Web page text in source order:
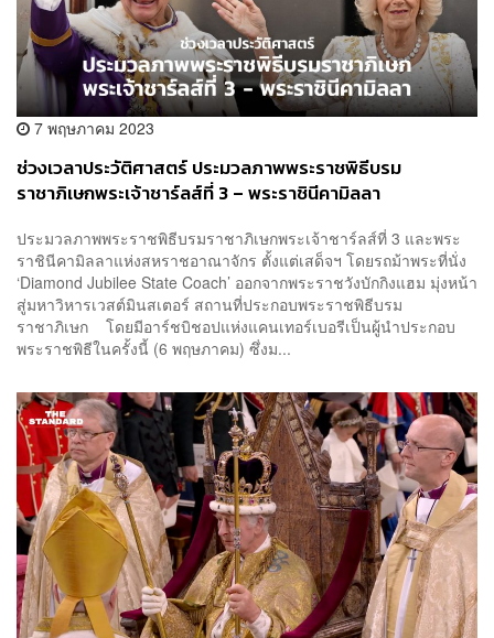
7 พฤษภาคม 2023
ช่วงเวลาประวัติศาสตร์ ประมวลภาพพระราชพิธีบรม
ราชาภิเษกพระเจ้าชาร์ลส์ที่ 3 – พระราชินีคามิลลา
ประมวลภาพพระราชพิธีบรมราชาภิเษกพระเจ้าชาร์ลส์ที่ 3 และพระ
ราชินีคามิลลาแห่งสหราชอาณาจักร ตั้งแต่เสด็จฯ โดยรถม้าพระที่นั่ง
‘Diamond Jubilee State Coach’ ออกจากพระราชวังบักกิงแฮม มุ่งหน้า
สู่มหาวิหารเวสต์มินสเตอร์ สถานที่ประกอบพระราชพิธีบรม
ราชาภิเษก โดยมีอาร์ชบิชอปแห่งแคนเทอร์เบอรีเป็นผู้นำประกอบ
พระราชพิธีในครั้งนี้ (6 พฤษภาคม) ซึ่งม...